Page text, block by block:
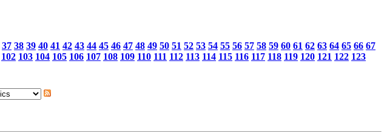
37 38 39 40 41 42 43 44 45 46 47 48 49 50 51 52 53 54 55 56 57 58 59 60 61 62 63 64 65 66 67
102 103 104 105 106 107 108 109 110 111 112 113 114 115 116 117 118 119 120 121 122 123